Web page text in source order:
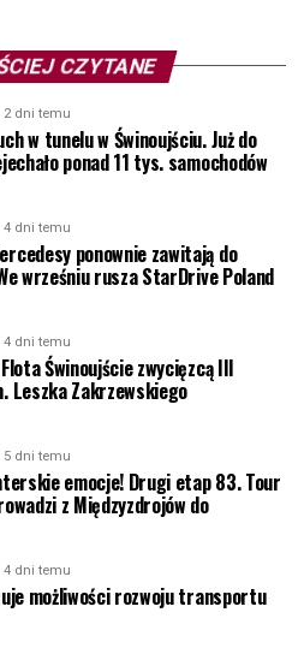
CZYTANE
2 dni temu
w tunelu w Świnoujściu. Już do
ponad 11 tys. samochodów
4 dni temu
ponownie zawitają do
wrześniu rusza StarDrive Poland
4 dni temu
Świnoujście zwycięzcą III
Leszka Zakrzewskiego
5 dni temu
emocje! Drugi etap 83. Tour
z Międzyzdrojów do
4 dni temu
możliwości rozwoju transportu